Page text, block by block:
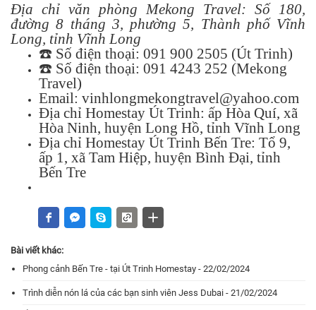
Địa chỉ văn phòng Mekong Travel: Số 180,
đường 8 tháng 3, phường 5, Thành phố Vĩnh
Long, tỉnh Vĩnh Long
☎️ Số điện thoại: 091 900 2505 (Út Trinh)
☎️ Số điện thoại: 091 4243 252 (Mekong
Travel)
Email: vinhlongmekongtravel@yahoo.com
Địa chỉ Homestay Út Trinh: ấp Hòa Quí, xã
Hòa Ninh, huyện Long Hồ, tỉnh Vĩnh Long
Địa chỉ Homestay Út Trinh Bến Tre: Tổ 9,
ấp 1, xã Tam Hiệp, huyện Bình Đại, tỉnh
Bến Tre
Bài viết khác:
Phong cảnh Bến Tre - tại Út Trinh Homestay - 22/02/2024
Trình diễn nón lá của các bạn sinh viên Jess Dubai - 21/02/2024